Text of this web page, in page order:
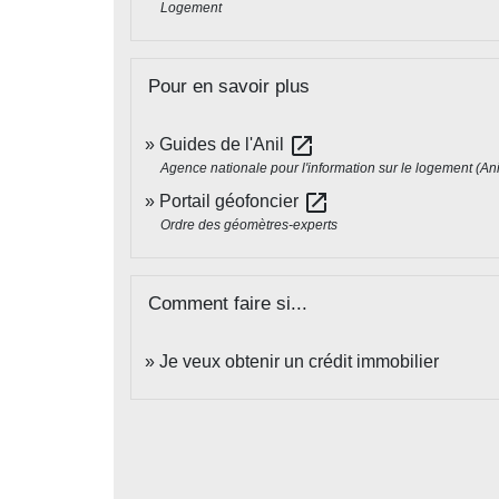
Logement
Pour en savoir plus
Guides de l'Anil open_in_new
Agence nationale pour l'information sur le logement
Portail géofoncier open_in_new
Ordre des géomètres-experts
Comment faire si...
Je veux obtenir un crédit immobilier